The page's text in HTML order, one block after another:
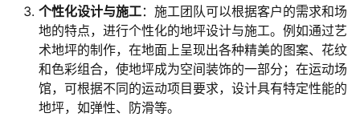
t
h
>
h
>
个性化设计与施工：施工团队可以根据客户的需求和场
地的特点，进行个性化的地坪设计与施工。例如通过艺
术地坪的制作，在地面上呈现出各种精美的图案、花纹
和色彩组合，使地坪成为空间装饰的一部分；在运动场
馆，可根据不同的运动项目要求，设计具有特定性能的
地坪，如弹性、防滑等。